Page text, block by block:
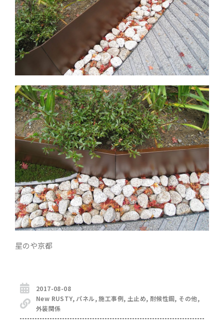
星のや京都
2017-08-08
New RUSTY, パネル,施工事例, 土止め, 耐候性鋼, その他,
外装関係